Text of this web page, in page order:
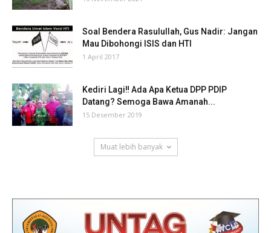
Soal Bendera Rasulullah, Gus Nadir: Jangan
Mau Dibohongi ISIS dan HTI
1 April 2017
Kediri Lagi‼ Ada Apa Ketua DPP PDIP
Datang? Semoga Bawa Amanah...
15 Desember 2019
Muat lebih banyak